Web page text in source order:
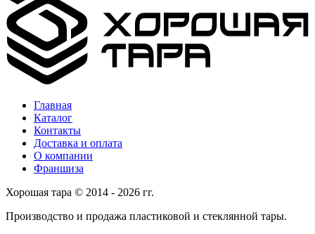
Главная
Каталог
Контакты
Доставка и оплата
О компании
Франшиза
Хорошая тара © 2014 - 2026 гг.
Производство и продажа пластиковой и стеклянной тары.